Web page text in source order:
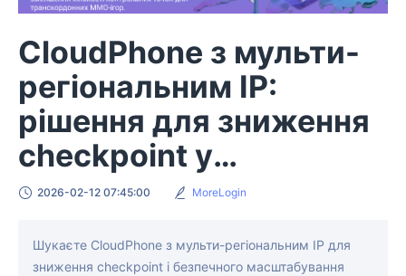
CloudPhone з мульти-
регіональним IP:
рішення для зниження
checkpoint у
міжнародному MMO
2026-02-12 07:45:00 MoreLogin
Шукаєте CloudPhone з мульти-регіональним IP для
зниження checkpoint і безпечного масштабування